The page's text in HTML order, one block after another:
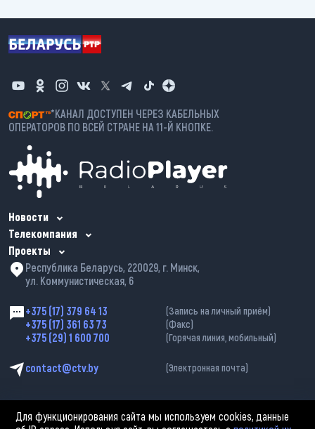
*КАНАЛ ДОСТУПЕН ЧЕРЕЗ КАБЕЛЬНЫХ
ОПЕРАТОРОВ ПО ВСЕЙ СТРАНЕ НА 11-Й КНОПКЕ.
Новости
Телекомпания
Проекты
Республика Беларусь, 220029, г. Минск,
ул. Коммунистическая, 6
+375 (17) 379 64 13 (Запись на личный приём)
+375 (17) 361 63 73 (Факс)
+375 (29) 1 600 700 (Горячая линия, мобильный)
contact@ctv.by (Электронная почта)
Для функционирования сайта мы используем cookies, данные